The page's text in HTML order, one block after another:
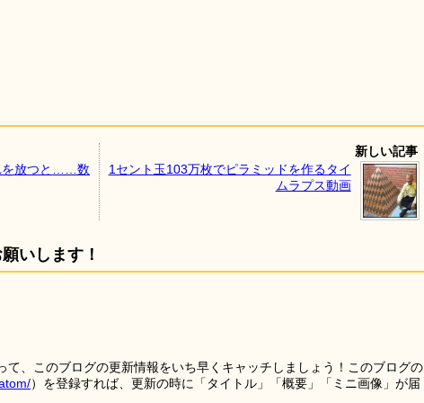
を放つと……数
新しい記事
1セント玉103万枚でピラミッドを作るタイ
ムラプス動画
いします！
て、このブログの更新情報をいち早くキャッチしましょう！このブログの
）を登録すれば、更新の時に「タイトル」「概要」「ミニ画像」が届